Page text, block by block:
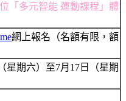
「多元智能 運動課程」體
網上報名（名額有限，額
星期六）至7月17日（星期